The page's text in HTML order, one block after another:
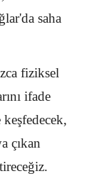
saha
fiziksel
ifade
çıkan